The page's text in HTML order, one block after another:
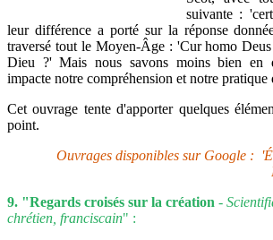
suivante :
leur différence a porté sur la réponse
traversé tout le Moyen-Âge : 'Cur homo
Dieu ?' Mais nous savons moins bien en
impacte notre compréhension et notre pratique
Cet ouvrage tente d'apporter quelques
point.
Ouvrages disponibles sur Google :
9. "Regards croisés sur la création -
chrétien, franciscain" :